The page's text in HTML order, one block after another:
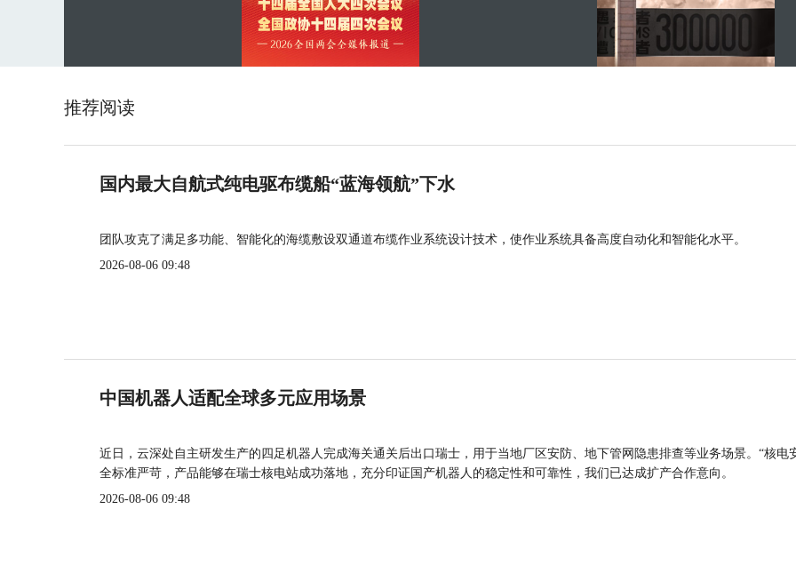
推荐阅读
国内最大自航式纯电驱布缆船“蓝海领航”下水
团队攻克了满足多功能、智能化的海缆敷设双通道布缆作业系统设计技术，使作业系统具备高度自动化和智能化水平。
2026-08-06 09:48
中国机器人适配全球多元应用场景
近日，云深处自主研发生产的四足机器人完成海关通关后出口瑞士，用于当地厂区安防、地下管网隐患排查等业务场景。“核电
全标准严苛，产品能够在瑞士核电站成功落地，充分印证国产机器人的稳定性和可靠性，我们已达成扩产合作意向。
2026-08-06 09:48